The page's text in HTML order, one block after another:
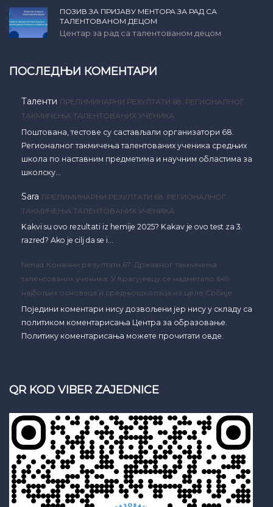
ПОЗИВ ЗА ПРИЈАВУ МЕНТОРА ЗА РАД СА
ТАЛЕНТОВАНОМ ДЕЦОМ
Центар за рад са талентованом децом
ПОСЛЕДЊИ КОМЕНТАРИ
Таленти ПРЕЛИМИНАРНИ РЕЗУЛТАТИ 68. РЕГИОНАЛНОГ
ТАКМИЧЕЊА ТАЛЕНТОВАНИХ УЧЕНИКА
Поштована, тестове су састављали организатори 68.
Регионалног такмичења талентованих ученика средњих
школа по наставним предметима и научним областима за
школску…
Sara ПРЕЛИМИНАРНИ РЕЗУЛТАТИ 68. РЕГИОНАЛНОГ
ТАКМИЧЕЊА ТАЛЕНТОВАНИХ УЧЕНИКА
Kakvi su ovo rezultati iz hemije 2025? Kakav je ovo test za 3.
razred? Ako je cilj da se i…
Nenad Коначни резултати 67. Државног такмичења
талентованих ученика: У Крагујевцу се надметало 649
најбољих основаца и средњошколаца из целе Србије
Поједини коментари нису дозвољени јер нису у складу са
политиком коментарисања Центра за образовање.
Политику коментарисања можете прочитати овде.
QR KOD VIBER ZAJEDNICE